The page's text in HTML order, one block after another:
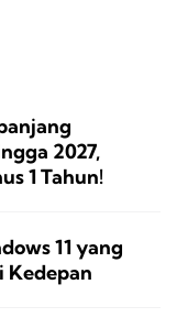
2027,
1 Tahun!
11 yang
Kedepan